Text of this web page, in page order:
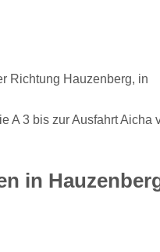
Richtung Hauzenberg, in
A 3 bis zur Ausfahrt Aicha
in